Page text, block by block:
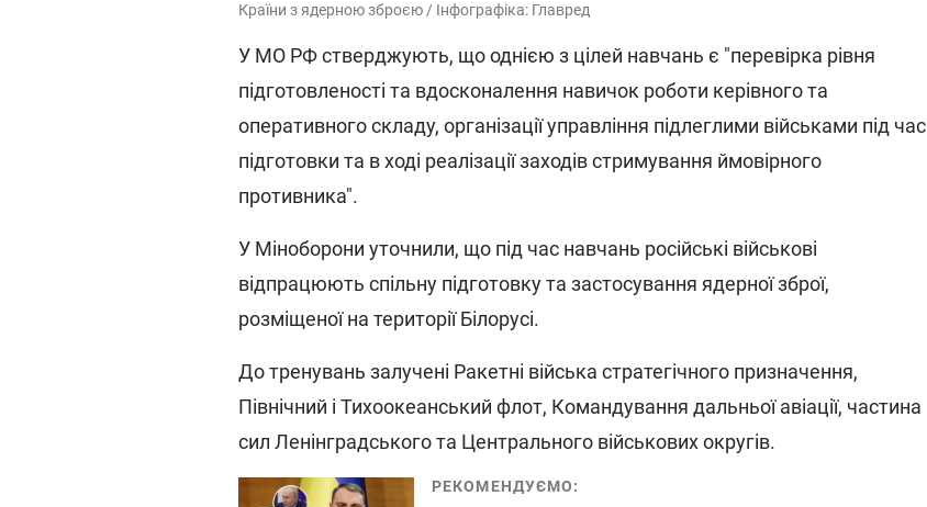
Країни з ядерною зброєю / Інфографіка: Главред ​
У МО РФ стверджують, що однією з цілей навчань є "перевірка рівня
підготовленості та вдосконалення навичок роботи керівного та
оперативного складу, організації управління підлеглими військами під час
підготовки та в ході реалізації заходів стримування ймовірного
противника".
У Міноборони уточнили, що під час навчань російські військові
відпрацюють спільну підготовку та застосування ядерної зброї,
розміщеної на території Білорусі.
До тренувань залучені Ракетні війська стратегічного призначення,
Північний і Тихоокеанський флот, Командування дальньої авіації, частина
сил Ленінградського та Центрального військових округів.
РЕКОМЕНДУЄМО: